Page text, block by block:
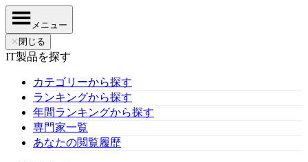
メニュー
✕ 閉じる
IT製品を探す
カテゴリーから探す
ランキングから探す
年間ランキングから探す
専門家一覧
あなたの閲覧履歴